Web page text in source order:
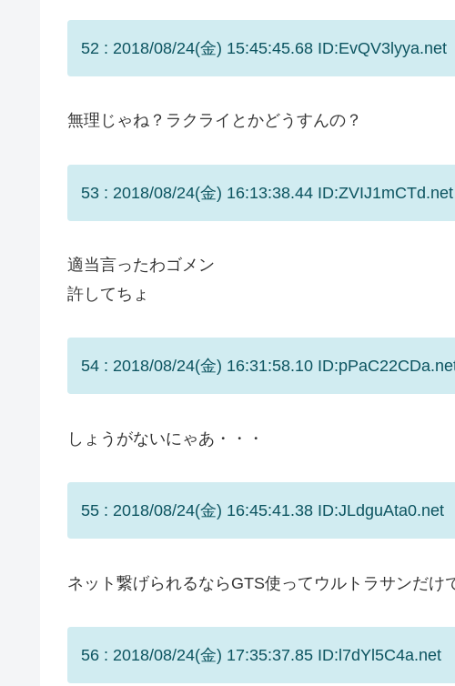
52 : 2018/08/24(金) 15:45:45.68 ID:EvQV3lyya.net
無理じゃね？ラクライとかどうすんの？
53 : 2018/08/24(金) 16:13:38.44 ID:ZVIJ1mCTd.net
適当言ったわゴメン
許してちょ
54 : 2018/08/24(金) 16:31:58.10
しょうがないにゃあ・・・
55 : 2018/08/24(金) 16:45:41.38 ID:JLdguAta0.net
ネット繋げられるならGTS使ってウルトラサンだけ
56 : 2018/08/24(金) 17:35:37.85 ID:l7dYl5C4a.net